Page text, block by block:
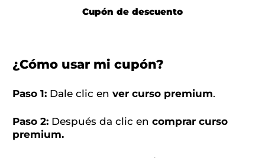
Cupón de descuento
¿Cómo usar mi cupón?
Paso 1: Dale clic en ver curso premium.
Paso 2: Después da clic en comprar curso
premium.